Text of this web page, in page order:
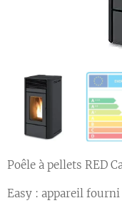
Poêle à pellets RED
Easy : appareil